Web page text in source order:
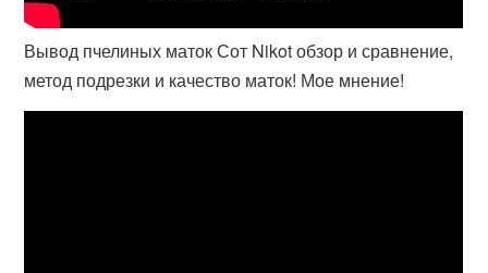
Вывод пчелиных маток Сот Nikot обзор и сравнение,
метод подрезки и качество маток! Мое мнение!